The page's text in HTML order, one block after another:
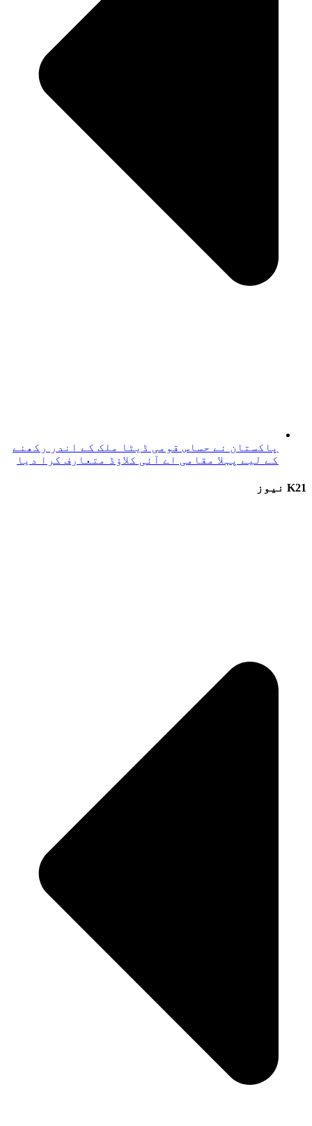
پاکستان نے حساس قومی ڈیٹا ملک کے اندر رکھنے
کے لیے پہلا مقامی اے آئی کلاؤڈ متعارف کرا دیا
K21 نیوز